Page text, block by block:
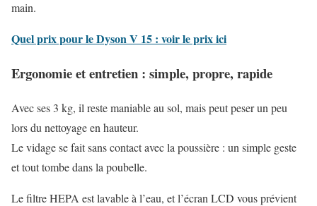
main.
Quel prix pour le Dyson V 15 : voir le prix ici
Ergonomie et entretien : simple, propre, rapide
Avec ses 3 kg, il reste maniable au sol, mais peut peser un peu
lors du nettoyage en hauteur.
Le vidage se fait sans contact avec la poussière : un simple geste
et tout tombe dans la poubelle.
Le filtre HEPA est lavable à l’eau, et l’écran LCD vous prévient